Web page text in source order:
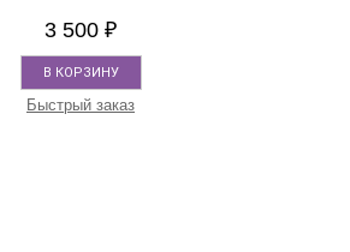
3 500 ₽
В КОРЗИНУ
Быстрый заказ